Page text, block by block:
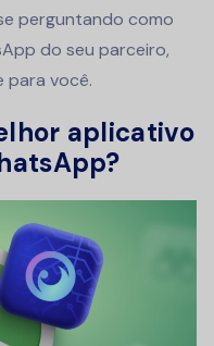
perguntando como
do seu parceiro,
para você.
aplicativo